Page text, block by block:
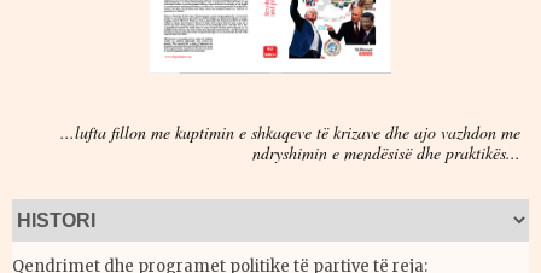
...lufta fillon me kuptimin e shkaqeve të krizave dhe ajo vazhdon me
ndryshimin e mendësisë dhe praktikës...
Qendrimet dhe programet politike të partive të reja: